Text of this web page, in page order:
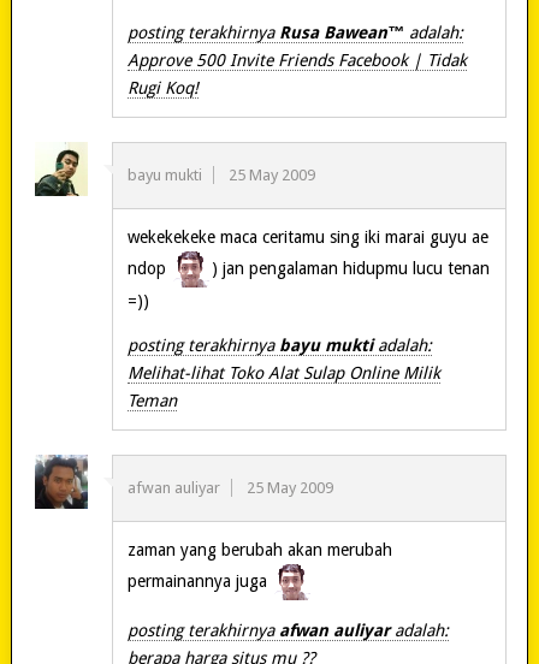
posting terakhirnya Rusa Bawean™ adalah:
Approve 500 Invite Friends Facebook | Tidak
Rugi Koq!
bayu mukti 25 May 2009
wekekekeke maca ceritamu sing iki marai guyu ae
ndop
) jan pengalaman hidupmu lucu tenan
=))
posting terakhirnya bayu muktiadalah:
Melihat-lihat Toko Alat Sulap Online Milik
Teman
afwan auliyar 25 May 2009
zaman yang berubah akan merubah
permainannya juga
posting terakhirnya afwan auliyaradalah:
berapa harga situs mu ??